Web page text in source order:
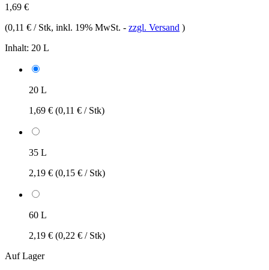
1,69 €
(0,11 € / Stk, inkl. 19% MwSt. - zzgl. Versand )
Inhalt: 20 L
20 L
1,69 € (0,11 € / Stk)
35 L
2,19 € (0,15 € / Stk)
60 L
2,19 € (0,22 € / Stk)
Auf Lager